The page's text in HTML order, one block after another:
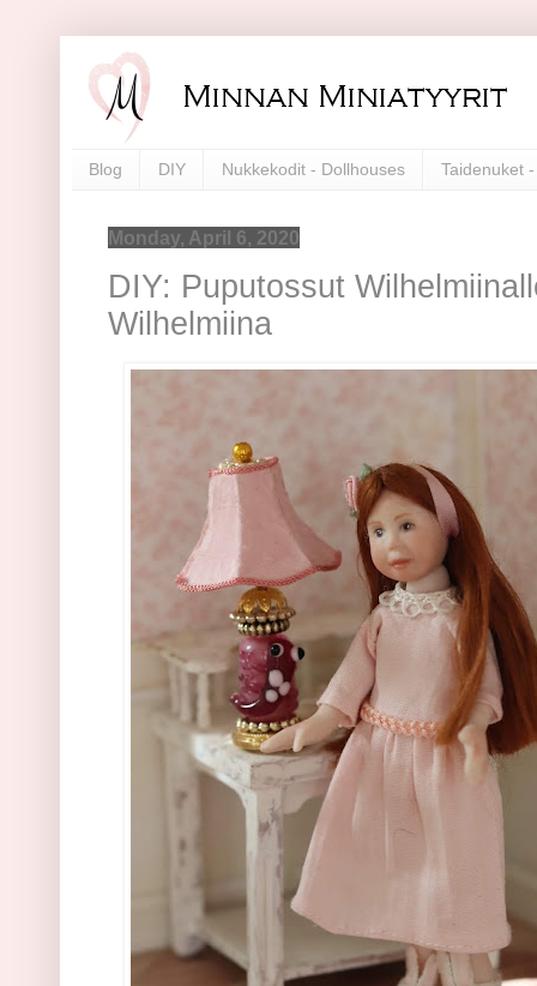
Blog DIY Nukkekodit - Dollhouses Taidenuket
Monday, April 6, 2020
DIY: Puputossut
Wilhelmiina